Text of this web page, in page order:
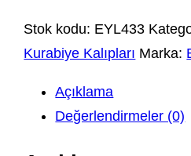
Stok kodu: EYL433
Kurabiye Kalıpları Marka:
Açıklama
Değerlendirmeler (0)